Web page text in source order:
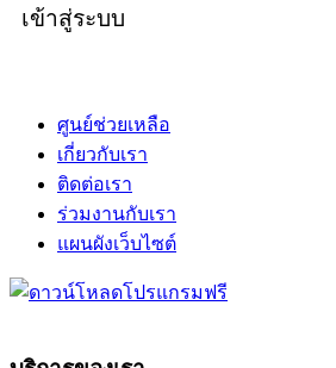
เข้าสู่ระบบ
ศูนย์ช่วยเหลือ
เกี่ยวกับเรา
ติดต่อเรา
ร่วมงานกับเรา
แผนผังเว็บไซต์